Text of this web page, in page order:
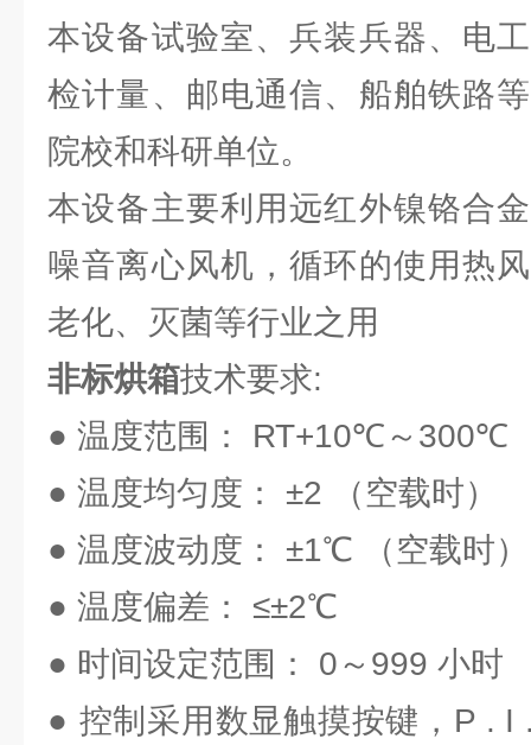
本设备试验室、兵装兵器、电
检计量、邮电通信、船舶铁路
院校和科研单位。
本设备主要利用远红外镍铬合
噪音离心风机，循环的使用热
老化、灭菌等行业之用
非标烘箱技术要求:
● 温度范围： RT+10℃～300℃
● 温度均匀度： ±2 （空载时）
● 温度波动度： ±1℃ （空载时）
● 温度偏差： ≤±2℃
● 时间设定范围： 0～999 小时
● 控制采用数显触摸按键，P . I